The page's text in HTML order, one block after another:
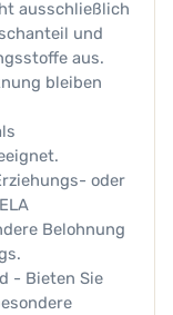
ausschließlich
und
aus.
bleiben
oder
Belohnung
- Bieten Sie